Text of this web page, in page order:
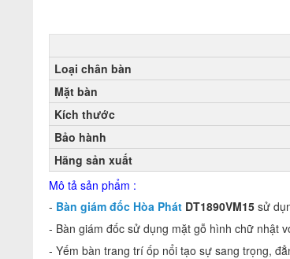
Loại chân bàn
Mặt bàn
Kích thước
Bảo hành
Hãng sản xuất
Mô tả sản phẩm :
- Bàn giám đốc Hòa Phát DT1890VM15 sử
- Bàn giám đốc sử dụng mặt gỗ hình chữ nhật
- Yếm bàn trang trí ốp nổi tạo sự sang trọng,